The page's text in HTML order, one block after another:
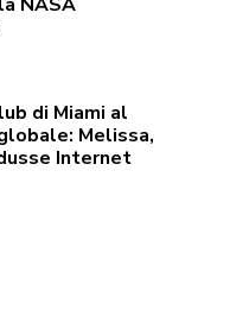
di Miami al
Melissa,
Internet